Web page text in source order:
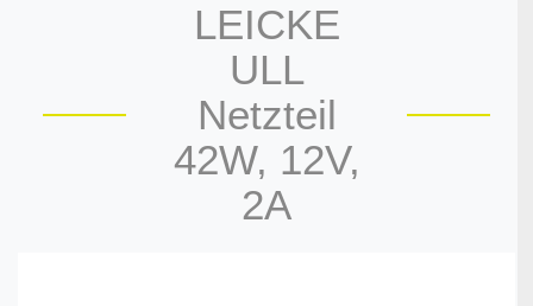
LEICKE
ULL
Netzteil
42W, 12V,
2A